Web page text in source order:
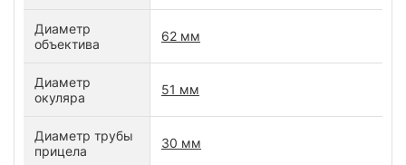
Диаметр
объектива
62 мм
Диаметр
окуляра
51 мм
Диаметр трубы
прицела
30 мм